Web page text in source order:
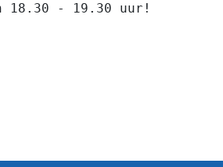
18.30 - 19.30 uur!